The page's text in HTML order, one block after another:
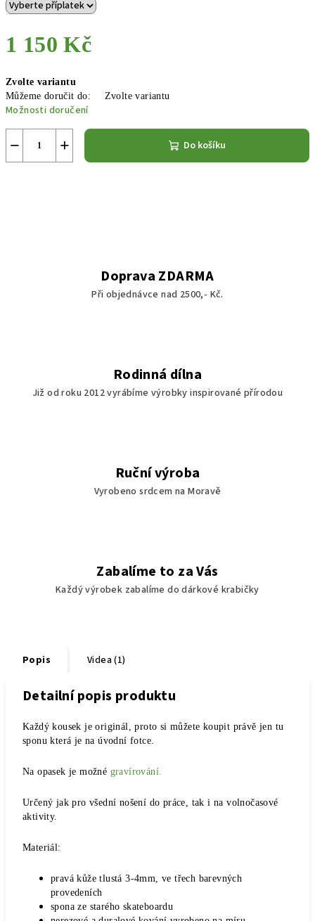
1 150 Kč
cena:
Zvolte variantu
Můžeme doručit do:
Zvolte variantu
Možnosti doručení
+
− Do košíku
Doprava ZDARMA
Při objednávce nad 2500,- Kč.
Rodinná dílna
Již od roku 2012 vyrábíme výrobky inspirované přírodou
Ruční výroba
Vyrobeno srdcem na Moravě
Zabalíme to za Vás
Každý výrobek zabalíme do dárkové krabičky
Popis Videa (1)
Detailní popis produktu
Každý kousek je originál, proto si můžete koupit právě jen tu
sponu která je na úvodní fotce.
Na opasek je možné gravírování.
Určený jak pro všední nošení do práce, tak i na volnočasové
aktivity.
Materiál:
pravá kůže tlustá 3-4mm, ve třech barevných
provedeních
spona ze starého skateboardu